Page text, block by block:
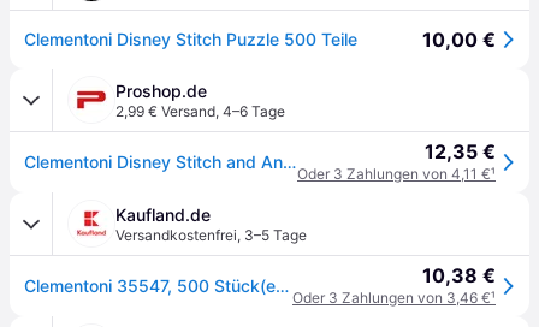
Clementoni Disney Stitch Puzzle 500 Teile 10,00 €
Proshop.de
2,99 € Versand, 4–6 Tage
Clementoni Disney Stitch and Angel Sandcastle (500) 12,35 €
Oder 3 Zahlungen von 4,11 €¹
Kaufland.de
Versandkostenfrei, 3–5 Tage
Clementoni 35547, 500 Stück(e), Cartoons, 18 Jahr(e) 10,38 €
Oder 3 Zahlungen von 3,46 €¹